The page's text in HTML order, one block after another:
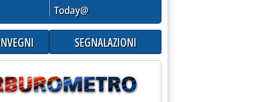
Today@
SEGNALAZIONI